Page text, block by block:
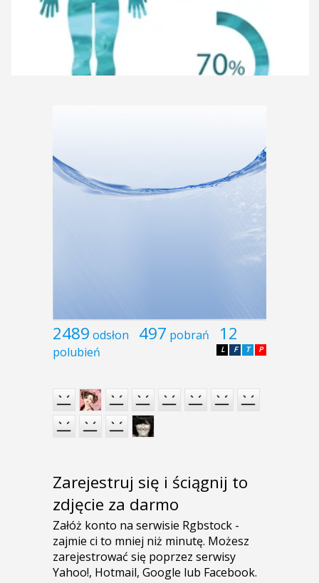
2489 odsłon 497 pobrań 12
polubień P
T
F
L
Zarejestruj się i ściągnij to
zdjęcie za darmo